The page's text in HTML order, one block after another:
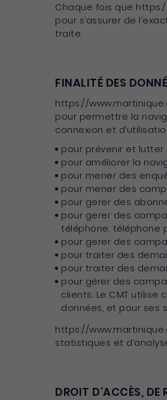
Chaque fois que
pour s’assurer de
traite.
FINALITÉ DES
https://
pour permettre la
connexion et
pour prévenir et lutter
pour améliorer la
pour mener des
pour mener des
pour gerer des
pour gerer des
téléphone, téléphone
pour gerer des
pour traiter des
pour traiter des
pour gérer des
clients. Le CMT
données, et pour ses
https://
statistiques et
DROIT D’ACCÈS,